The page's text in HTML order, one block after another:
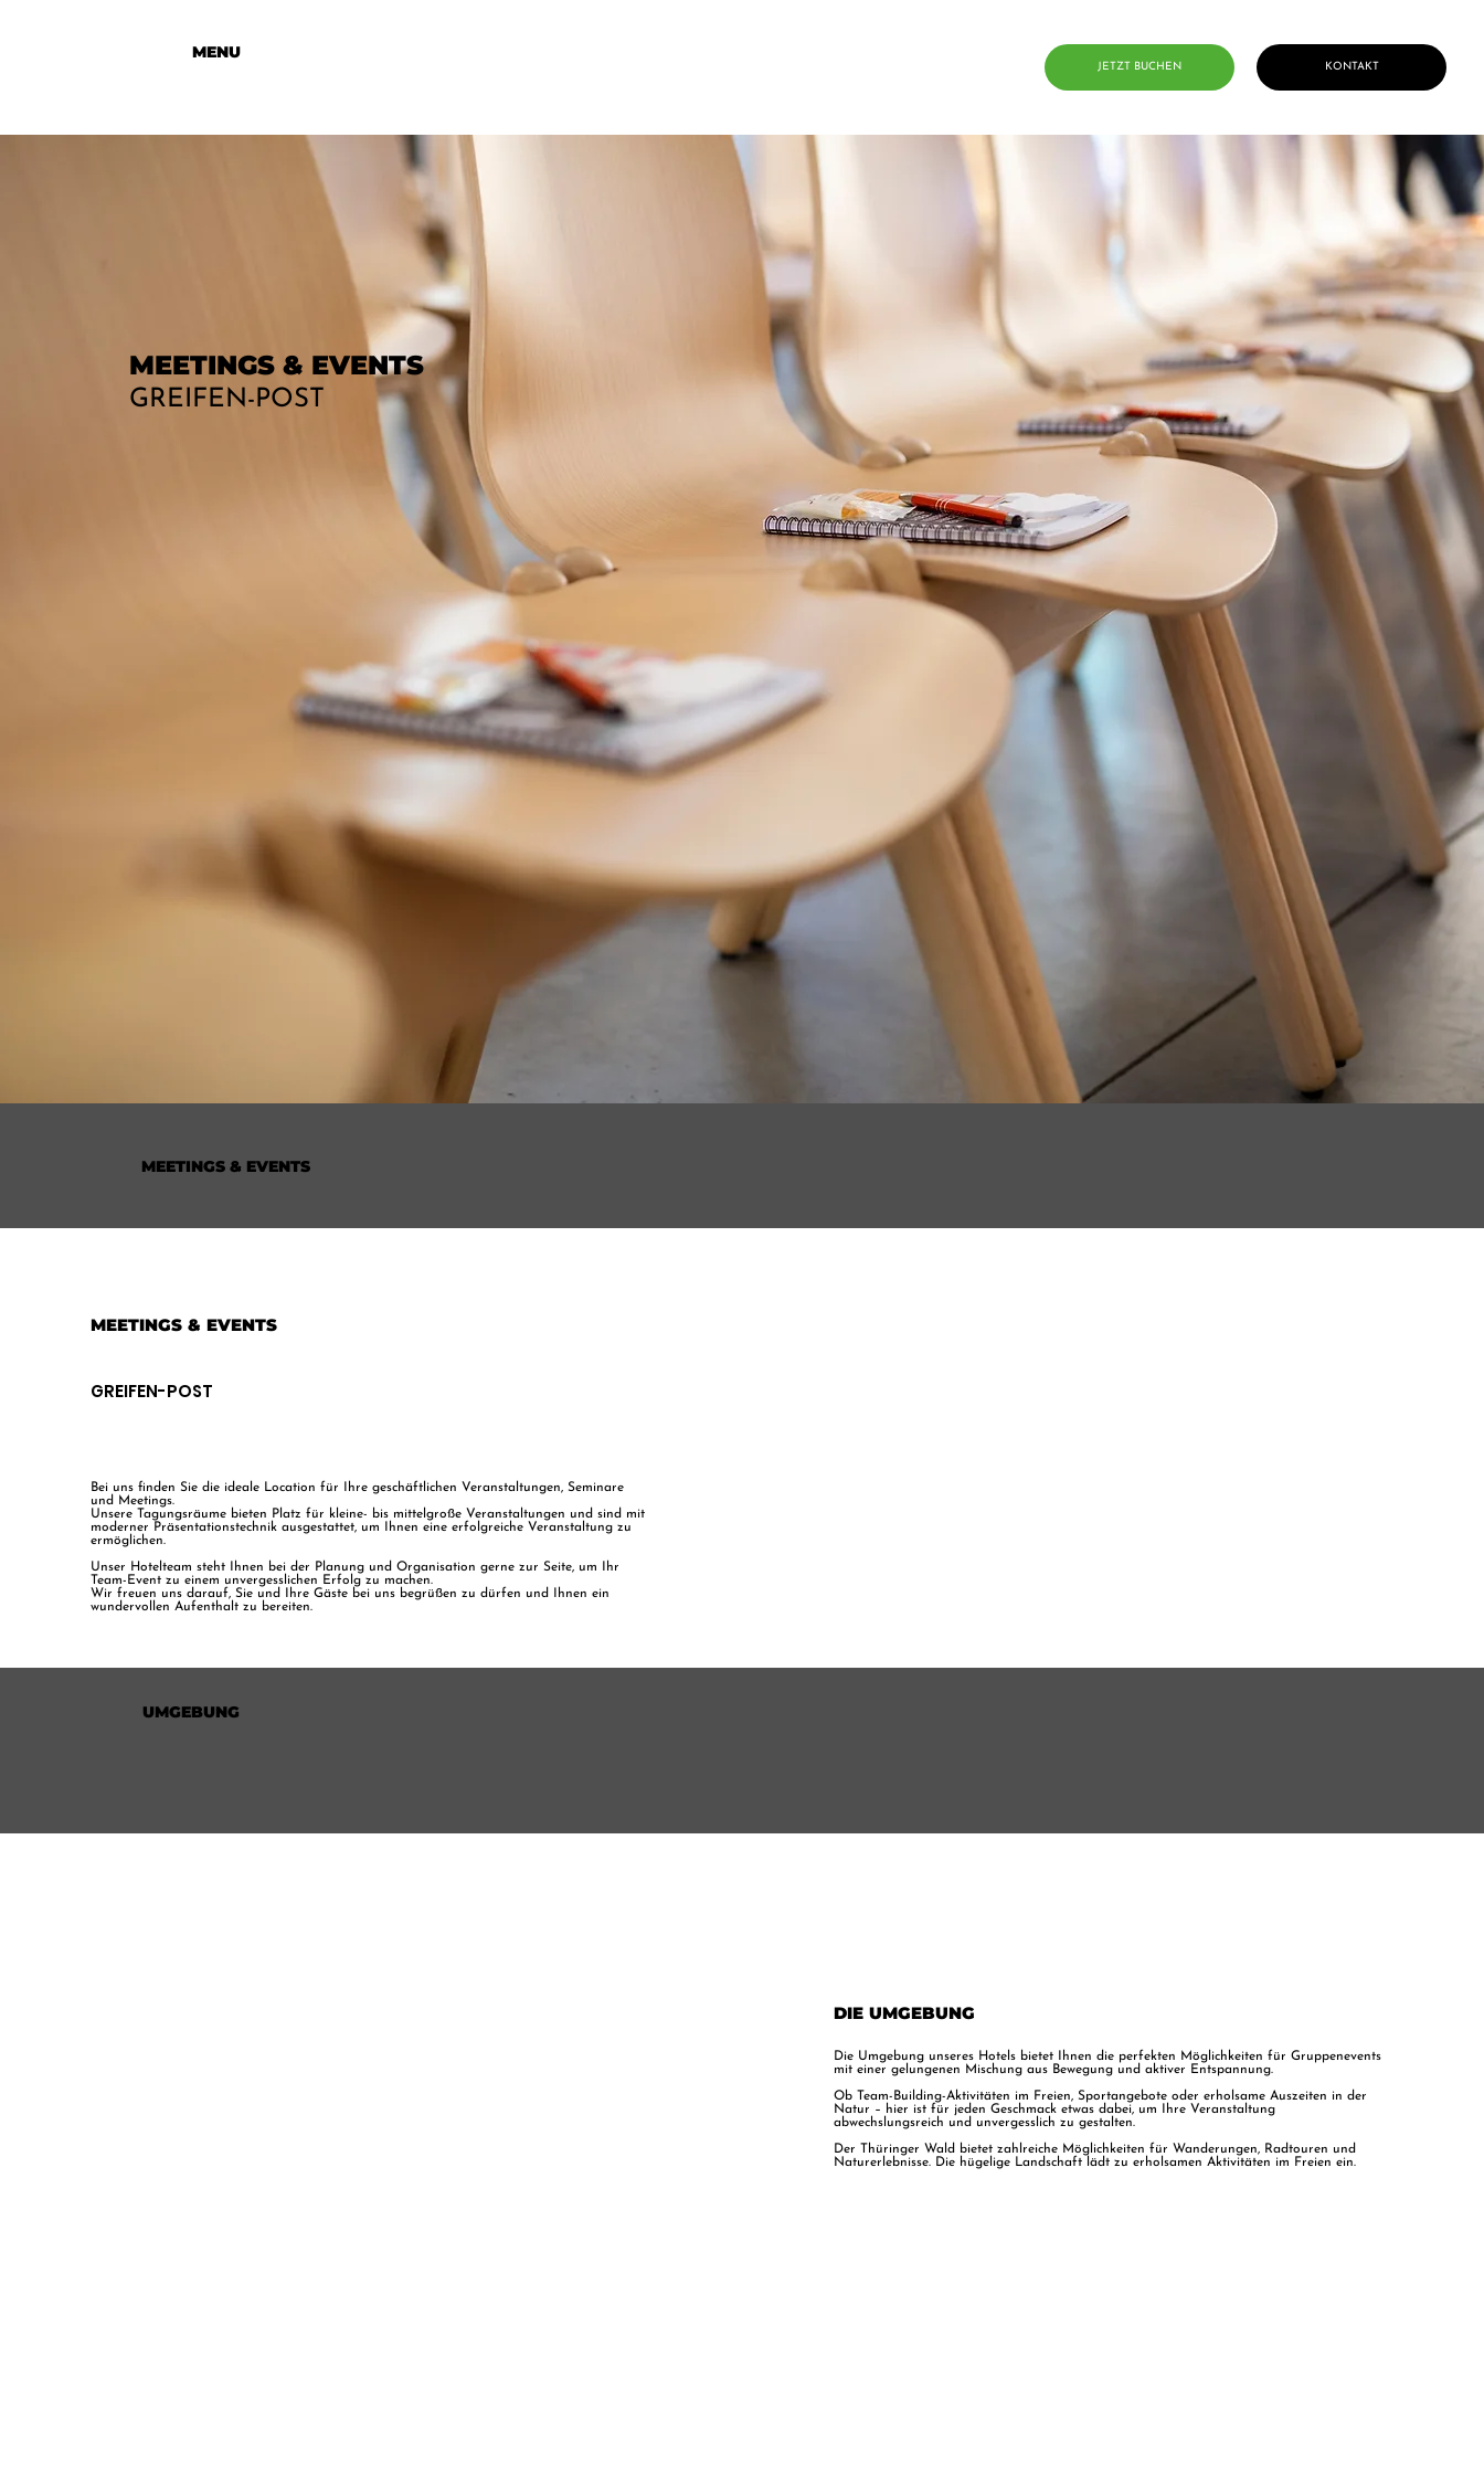
JETZT BUCHEN KONTAKT
MENU
MEETINGS & EVENTS
GREIFEN-POST
MEETINGS & EVENTS
MEETINGS & EVENTS
GREIFEN-POST
Bei uns finden Sie die ideale Location für Ihre geschäftlichen Veranstaltungen, Seminare
und Meetings.
Unsere Tagungsräume bieten Platz für kleine- bis mittelgroße Veranstaltungen und sind mit
moderner Präsentationstechnik ausgestattet, um Ihnen eine erfolgreiche Veranstaltung zu
ermöglichen.
Unser Hotelteam steht Ihnen bei der Planung und Organisation gerne zur Seite, um Ihr
Team-Event zu einem unvergesslichen Erfolg zu machen.
Wir freuen uns darauf, Sie und Ihre Gäste bei uns begrüßen zu dürfen und Ihnen ein
wundervollen Aufenthalt zu bereiten.
UMGEBUNG
DIE UMGEBUNG
Die Umgebung unseres Hotels bietet Ihnen die perfekten Möglichkeiten für Gruppenevents
mit einer gelungenen Mischung aus Bewegung und aktiver Entspannung.
Ob Team-Building-Aktivitäten im Freien, Sportangebote oder erholsame Auszeiten in der
Natur – hier ist für jeden Geschmack etwas dabei, um Ihre Veranstaltung
abwechslungsreich und unvergesslich zu gestalten.
Der Thüringer Wald bietet zahlreiche Möglichkeiten für Wanderungen, Radtouren und
Naturerlebnisse. Die hügelige Landschaft lädt zu erholsamen Aktivitäten im Freien ein.